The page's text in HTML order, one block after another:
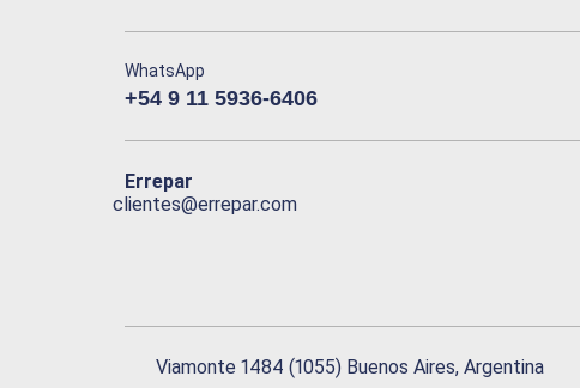
WhatsApp
+54 9 11 5936-6406
Errepar
clientes@errepar.com
Viamonte 1484 (1055) Buenos Aires, Argentina